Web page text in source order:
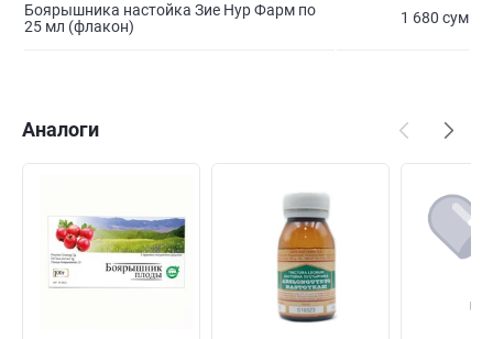
Боярышника настойка Зие Нур Фарм по
25 мл (флакон)
1 680 сум
Аналоги